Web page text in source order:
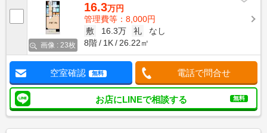
画像 : 23枚
16.3万円
管理費等：8,000円
敷
16.3万 礼
なし
8階
1K 26.22㎡
空室確認 無料 電話で問合せ
お店にLINEで相談する 無料